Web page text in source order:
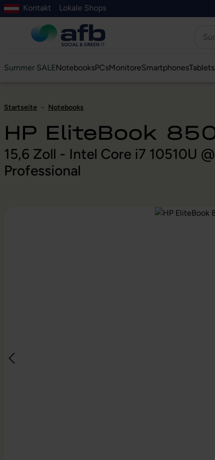
springen
Suche springen
Zur Hauptnavigation springen
Zur Navigation der B2B-Plattform springen
Kontakt Lokale Shops
Summer SALENotebooksPCsMonitoreSmartphonesTablets
Startseite - Notebooks
HP EliteBook
15,6 Zoll - Intel Core i7 10510U
Professional